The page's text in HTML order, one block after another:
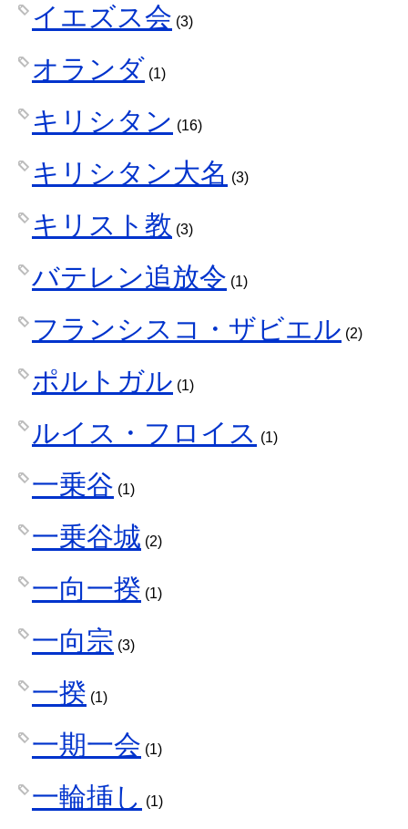
イエズス会 (3)
オランダ (1)
キリシタン (16)
キリシタン大名 (3)
キリスト教 (3)
バテレン追放令 (1)
フランシスコ・ザビエル (2)
ポルトガル (1)
ルイス・フロイス (1)
一乗谷 (1)
一乗谷城 (2)
一向一揆 (1)
一向宗 (3)
一揆 (1)
一期一会 (1)
一輪挿し (1)